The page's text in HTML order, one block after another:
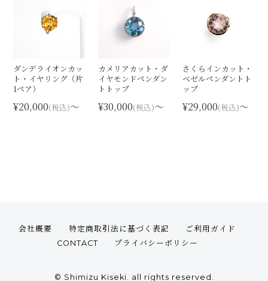
ダンデライオンカッ
ト・イヤリング（片
1ペア）
¥20,000(税込)〜
カメリアカット・ダ
イヤモンドペンダン
トトップ
¥30,000(税込)〜
さくらインカット・
ベゼルペンダントト
ップ
¥29,000(税込)〜
会社概要 特定商取引法に基づく表記
ご利用ガイド
CONTACT
プライバシーポリシー
© Shimizu Kiseki. all rights reserved.